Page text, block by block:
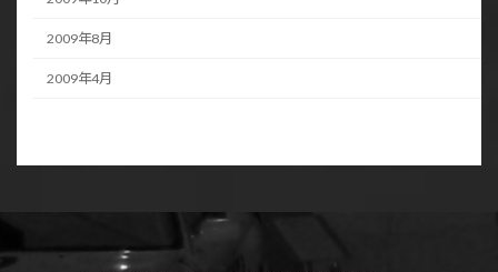
2009年8月
2009年4月